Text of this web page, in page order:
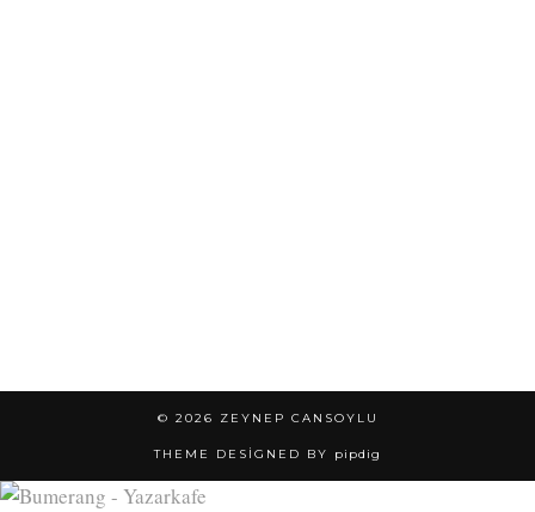
© 2026 ZEYNEP CANSOYLU
THEME DESIGNED BY pipdig